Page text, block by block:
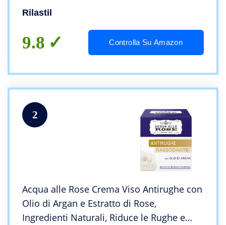
Rilastil
9.8 Controlla Su Amazon
2
Acqua alle Rose Crema Viso Antirughe con
Olio di Argan e Estratto di Rose,
Ingredienti Naturali, Riduce le Rughe e